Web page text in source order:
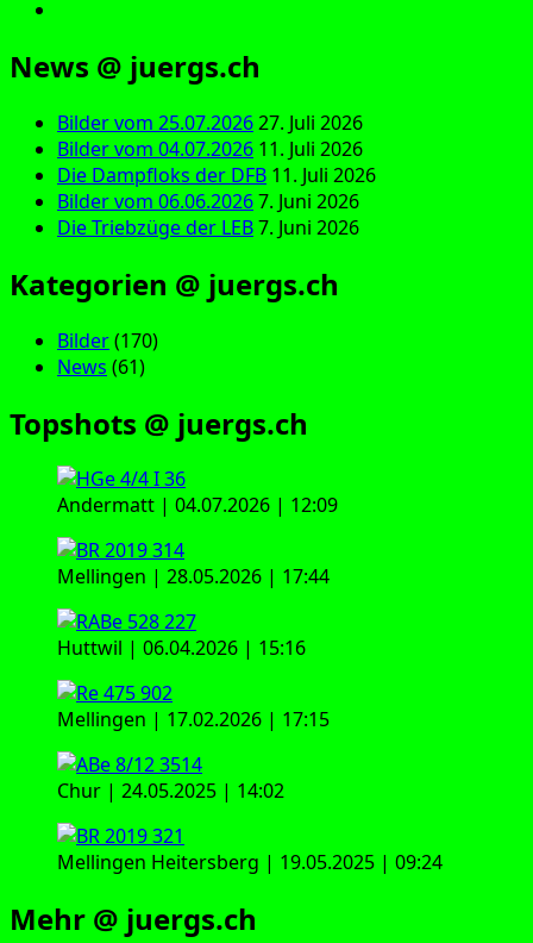
News @ juergs.ch
Bilder vom 25.07.202627. Juli 2026
Bilder vom 04.07.2026 11. Juli 2026
Die Dampfloks der DFB 11. Juli 2026
Bilder vom 06.06.20267. Juni 2026
Die Triebzüge der LEB7. Juni 2026
Kategorien @ juergs.ch
Bilder(170)
News (61)
Topshots @ juergs.ch
Andermatt | 04.07.2026 | 12:09
Mellingen | 28.05.2026 | 17:44
Huttwil | 06.04.2026 | 15:16
Mellingen | 17.02.2026 | 17:15
Chur | 24.05.2025 | 14:02
Mellingen Heitersberg | 19.05.2025 | 09:24
Mehr @ juergs.ch